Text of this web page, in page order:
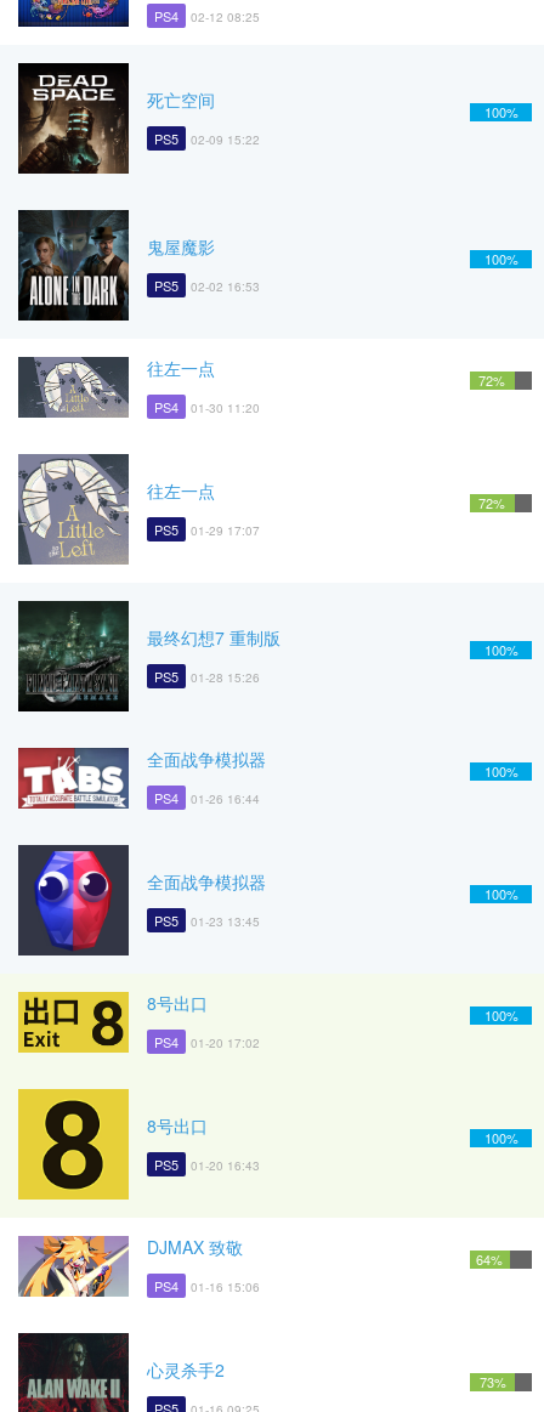
PS4 02-12 08:25
死亡空间
PS5 02-09 15:22
100%
鬼屋魔影
PS5 02-02 16:53
100%
往左一点
PS4 01-30 11:20
72%
往左一点
PS5 01-29 17:07
72%
最终幻想7 重制版
PS5 01-28 15:26
100%
全面战争模拟器
PS4 01-26 16:44
100%
全面战争模拟器
PS5 01-23 13:45
100%
8号出口
PS4 01-20 17:02
100%
8号出口
PS5 01-20 16:43
100%
DJMAX 致敬
PS4 01-16 15:06
64%
心灵杀手2 73%